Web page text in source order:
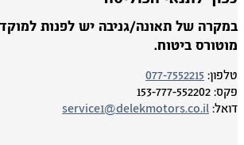
של תאונה/גניבה יש לפנות למוקד
ביטוח.
077-7552215
153-777-552202
service1@delekmotors.co.il